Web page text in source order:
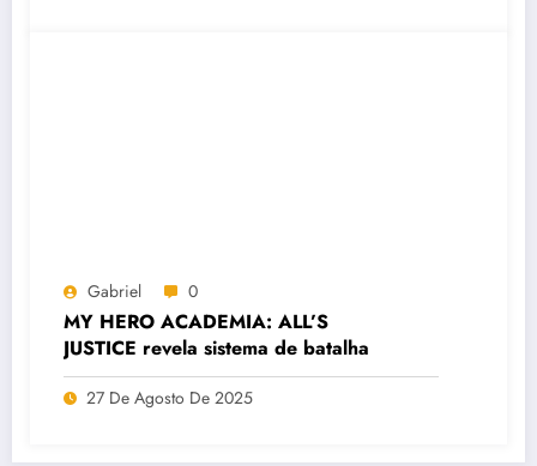
Gabriel 0
MY HERO ACADEMIA: ALL’S
JUSTICE revela sistema de batalha
27 De Agosto De 2025